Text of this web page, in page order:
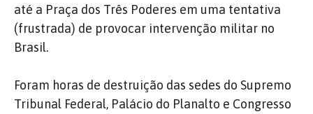
até a Praça dos Três Poderes em uma tentativa
(frustrada) de provocar intervenção militar no
Brasil.
Foram horas de destruição das sedes do Supremo
Tribunal Federal, Palácio do Planalto e Congresso